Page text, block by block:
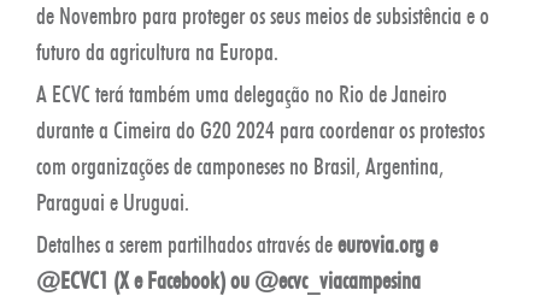
de Novembro para proteger os seus meios de subsistência e o
futuro da agricultura na Europa.
A ECVC terá também uma delegação no Rio de Janeiro
durante a Cimeira do G20 2024 para coordenar os protestos
com organizações de camponeses no Brasil, Argentina,
Paraguai e Uruguai.
Detalhes a serem partilhados através deeurovia.org e
@ECVC1 (X e Facebook) ou @ecvc_viacampesina